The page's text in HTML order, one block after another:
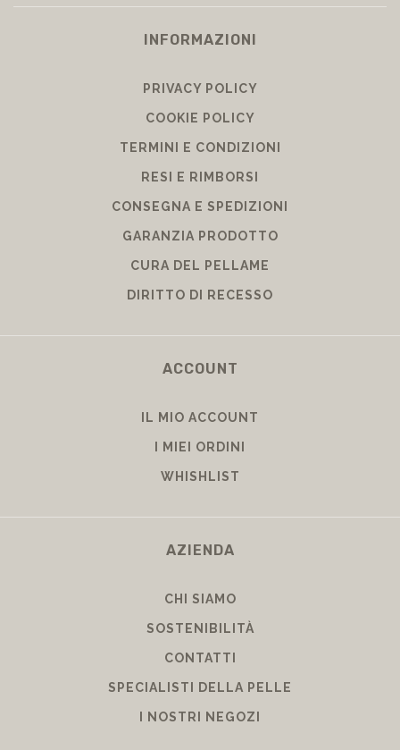
INFORMAZIONI
PRIVACY POLICY
COOKIE POLICY
TERMINI E CONDIZIONI
RESI E RIMBORSI
CONSEGNA E SPEDIZIONI
GARANZIA PRODOTTO
CURA DEL PELLAME
DIRITTO DI RECESSO
ACCOUNT
IL MIO ACCOUNT
I MIEI ORDINI
WHISHLIST
AZIENDA
CHI SIAMO
SOSTENIBILITÀ
CONTATTI
SPECIALISTI DELLA PELLE
I NOSTRI NEGOZI